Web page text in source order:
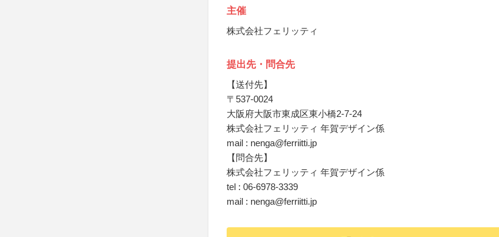
主催
株式会社フェリッティ
提出先・問合先
【送付先】
〒537-0024
大阪府大阪市東成区東小橋2-7-24
株式会社フェリッティ 年賀デザイン係
mail : nenga@ferriitti.jp
【問合先】
株式会社フェリッティ 年賀デザイン係
tel : 06-6978-3339
mail : nenga@ferriitti.jp